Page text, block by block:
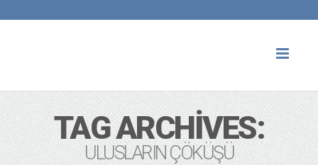
TAG ARCHIVES:
ULUSLARIN ÇÖKÜŞÜ